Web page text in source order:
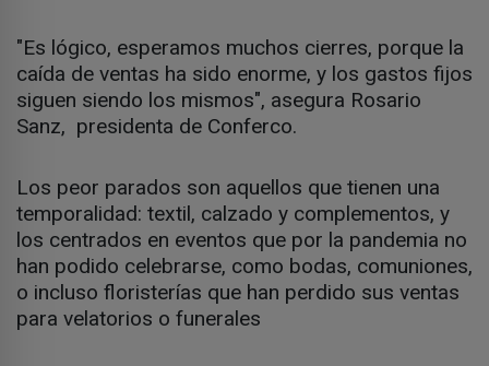
"Es lógico, esperamos muchos cierres, porque la
caída de ventas ha sido enorme, y los gastos fijos
siguen siendo los mismos", asegura Rosario
Sanz, presidenta de Conferco.
Los peor parados son aquellos que tienen una
temporalidad: textil, calzado y complementos, y
los centrados en eventos que por la pandemia no
han podido celebrarse, como bodas, comuniones,
o incluso floristerías que han perdido sus ventas
para velatorios o funerales